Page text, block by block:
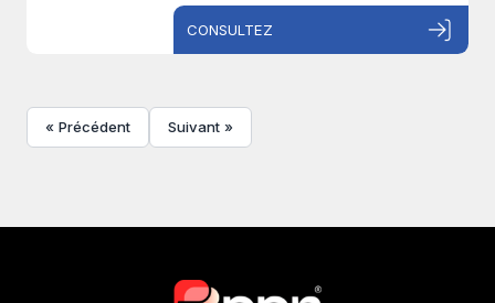
CONSULTEZ
« Précédent Suivant »